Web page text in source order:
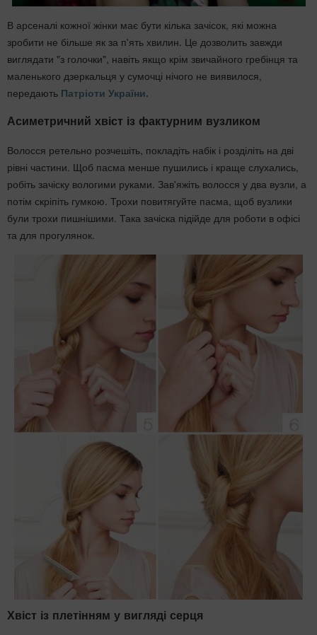
В арсеналі кожної жінки має бути кілька зачісок, які можна
зробити не більше як за п'ять хвилин. Це дозволить завжди
виглядати "з голочки", навіть якщо крім звичайного гребінця та
маленького дзеркальця у сумочці нічого не виявилося,
передають Патріоти України.
Асиметричний хвіст із фактурним вузликом
Волосся ретельно розчешіть, покладіть набік і розділіть на дві
рівні частини. Щоб пасма менше пушились і краще слухались,
робіть зачіску вологими руками. Зав'яжіть волосся у два вузли, а
потім скріпіть гумкою. Трохи повитягуйте пасма, щоб вузлики
були трохи пишнішими. Така зачіска підійде для роботи в офісі
та для прогулянок.
Хвіст із плетінням у вигляді серця